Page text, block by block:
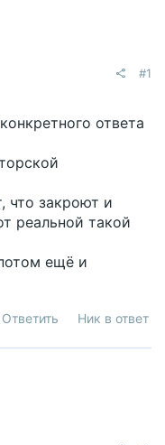
#1
ответа
что закроют и
реальной такой
ещё и
Ответить Ник в ответ